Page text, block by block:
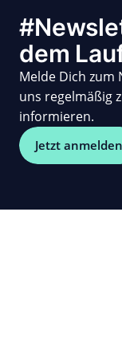
dem
Melde Dich zum
uns regelmäßig
informieren.
Jetzt anmelden